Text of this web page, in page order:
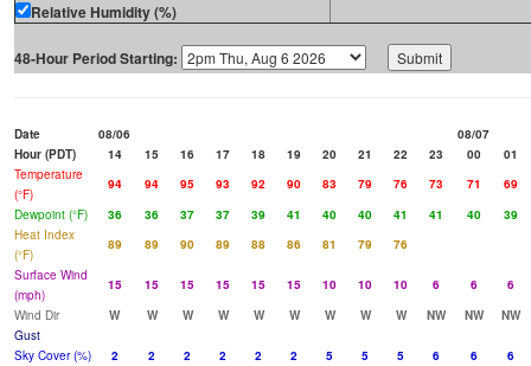
Relative Humidity (%)
48-Hour Period Starting:
Date 08/06
08/07
Hour (PDT)
14 15 16 17 18 19 20 21 22 23 00
01
Temperature
(°F)
94 94 95 93 92 90 83 79 76 73 71
69
Dewpoint (°F)
36 36 37 37 39 41 40 40 41 41 40
39
Heat Index
(°F)
89 89 90 89 88 86 81 79
76
Surface Wind
(mph)
15 15 15 15 15 15 10 10 10 6 6
6
Wind Dir
W W W W W W W W W NW NW
NW
Gust
Sky Cover (%)
2 2 2 2 2 2 5 5 5 6 6
6